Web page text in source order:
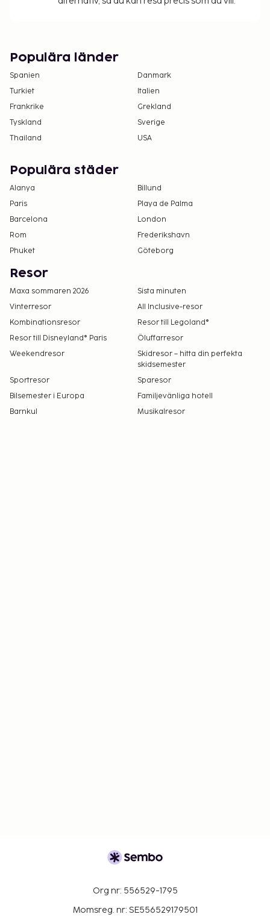
Populära länder
Spanien
Danmark
Turkiet
Italien
Frankrike
Grekland
Tyskland
Sverige
Thailand
USA
Populära städer
Alanya
Billund
Paris
Playa de Palma
Barcelona
London
Rom
Frederikshavn
Phuket
Göteborg
Resor
Maxa sommaren 2026
Sista minuten
Vinterresor
All Inclusive-resor
Kombinationsresor
Resor till Legoland®
Resor till Disneyland® Paris
Öluffarresor
Weekendresor
Skidresor – hitta din perfekta
skidsemester
Sportresor
Sparesor
Bilsemester i Europa
Familjevänliga hotell
Barnkul
Musikalresor
Org nr: 556529-1795
Momsreg. nr: SE556529179501